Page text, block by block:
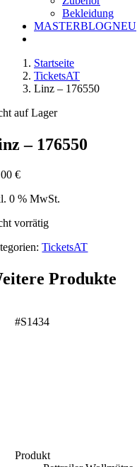
Bekleidung
MASTERBLOGNEU
Startseite
TicketsAT
Linz – 176550
auf Lager
– 176550
€
0 % MwSt.
vorrätig
TicketsAT
Produkte
#S1434
Produkt